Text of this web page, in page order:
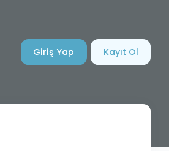
Giriş Yap Kayıt Ol